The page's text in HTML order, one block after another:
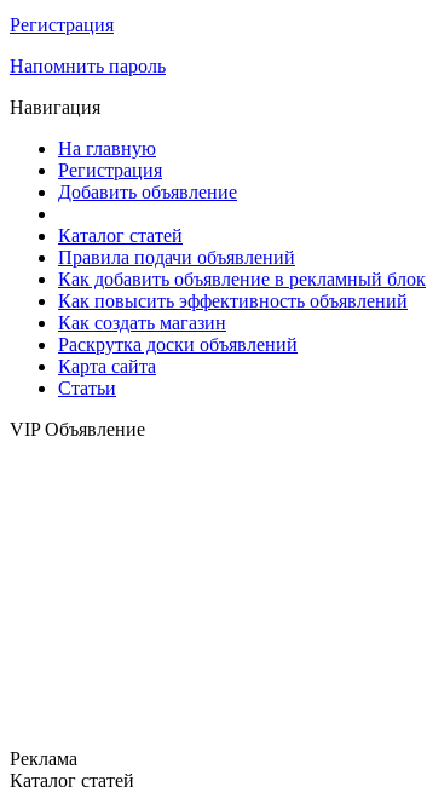
Регистрация
Напомнить пароль
Навигация
На главную
Регистрация
Добавить объявление
Каталог статей
Правила подачи объявлений
Как добавить объявление в рекламный блок
Как повысить эффективность объявлений
Как создать магазин
Раскрутка доски объявлений
Карта сайта
Статьи
VIP Объявление
Реклама
Каталог статей